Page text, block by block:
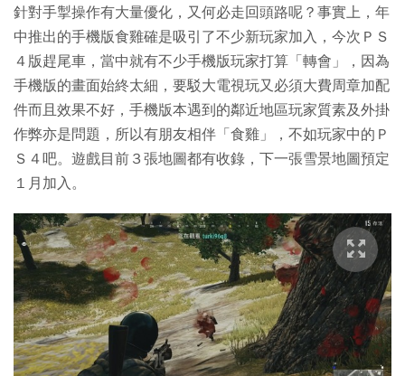
針對手掣操作有大量優化，又何必走回頭路呢？事實上，年
中推出的手機版食雞確是吸引了不少新玩家加入，今次ＰＳ
４版趕尾車，當中就有不少手機版玩家打算「轉會」，因為
手機版的畫面始終太細，要駁大電視玩又必須大費周章加配
件而且效果不好，手機版本遇到的鄰近地區玩家質素及外掛
作弊亦是問題，所以有朋友相伴「食雞」，不如玩家中的Ｐ
Ｓ４吧。遊戲目前３張地圖都有收錄，下一張雪景地圖預定
１月加入。